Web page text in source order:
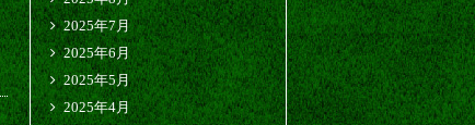
2025年7月
2025年6月
2025年5月
2025年4月